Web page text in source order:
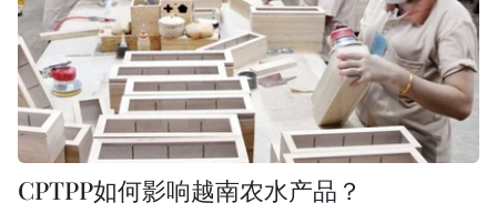
CPTPP如何影响越南农水产品？